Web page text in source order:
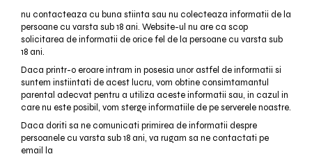
nu contacteaza cu buna stiinta sau nu colecteaza informatii de la
persoane cu varsta sub 18 ani. Website-ul nu are ca scop
solicitarea de informatii de orice fel de la persoane cu varsta sub
18 ani.
Daca printr-o eroare intram in posesia unor astfel de informatii si
suntem instiintati de acest lucru, vom obtine consimtamantul
parental adecvat pentru a utiliza aceste informatii sau, in cazul in
care nu este posibil, vom sterge informatiile de pe serverele noastre.
Daca doriti sa ne comunicati primirea de informatii despre
persoanele cu varsta sub 18 ani, va rugam sa ne contactati pe
email la